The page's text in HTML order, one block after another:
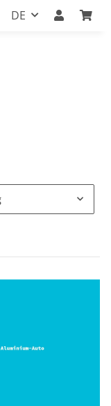
DE